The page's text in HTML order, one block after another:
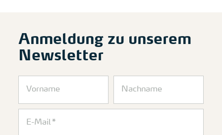
Anmeldung zu unserem
Newsletter